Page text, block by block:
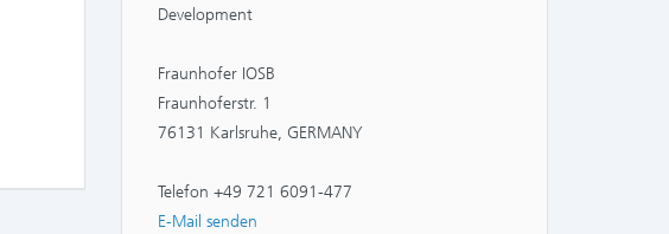
Development
Fraunhofer IOSB
Fraunhoferstr. 1
76131 Karlsruhe, GERMANY
Telefon +49 721 6091-477
E-Mail senden